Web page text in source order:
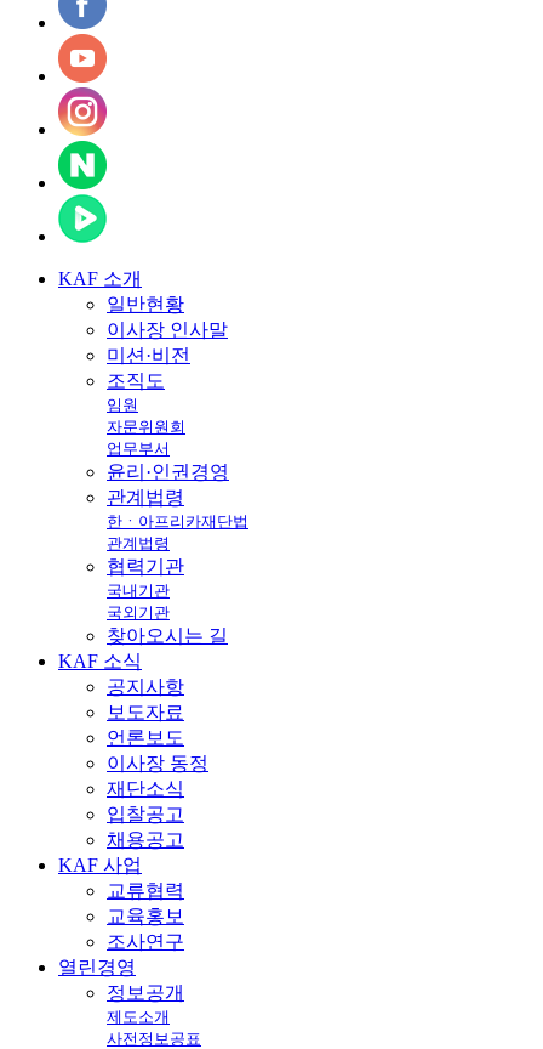
KAF 소개
일반현황
이사장 인사말
미션·비전
조직도
임원
자문위원회
업무부서
윤리·인권경영
관계법령
한ㆍ아프리카재단법
관계법령
협력기관
국내기관
국외기관
찾아오시는 길
KAF 소식
공지사항
보도자료
언론보도
이사장 동정
재단소식
입찰공고
채용공고
KAF 사업
교류협력
교육홍보
조사연구
열린경영
정보공개
제도소개
사전정보공표